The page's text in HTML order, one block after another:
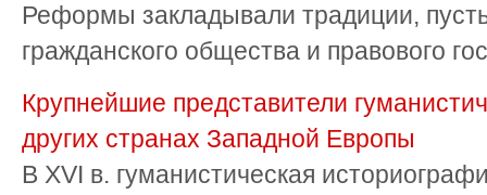
Реформы закладывали традиции,
гражданского общества и правового
Крупнейшие представители
других странах Западной Европы
В XVI в. гуманистическая